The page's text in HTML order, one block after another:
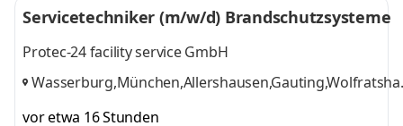
Servicetechniker (m/w/d) Brandschutzsysteme
Protec-24 facility service GmbH
vor etwa 16 Stunden